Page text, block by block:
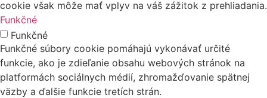
cookie však môže mať vplyv na váš zážitok z prehliadania.
Funkčné
Funkčné
Funkčné súbory cookie pomáhajú vykonávať určité
funkcie, ako je zdieľanie obsahu webových stránok na
platformách sociálnych médií, zhromažďovanie spätnej
väzby a ďalšie funkcie tretích strán.